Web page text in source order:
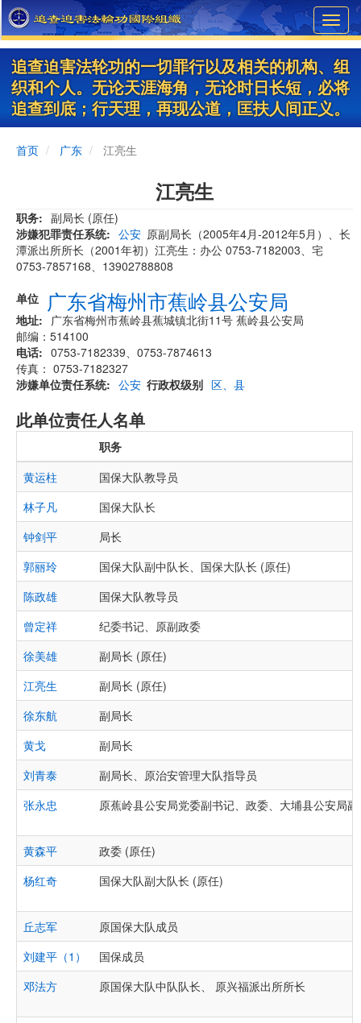
Skip
to
main
content
追查迫害法轮功的一切罪行以及相关的机构、组
织和个人。无论天涯海角，无论时日长短，必将
追查到底；行天理，再现公道，匡扶人间正义。
首页 广东 江亮生
江亮生
职务
副局长 (原任)
涉嫌犯罪责任系统
公安 原副局长（2005年4月-2012年5月）、长
潭派出所所长（2001年初）江亮生：办公 0753-7182003、宅
0753-7857168、13902788808
单位
广东省梅州市蕉岭县公安局
地址
广东省梅州市蕉岭县蕉城镇北街11号 蕉岭县公安局
邮编：514100
电话
0753-7182339、0753-7874613
传真： 0753-7182327
涉嫌单位责任系统
公安 行政权级别 区、县
此单位责任人名单
职务
黄运柱
国保大队教导员
林子凡
国保大队长
钟剑平
局长
郭丽玲
国保大队副中队长、国保大队长 (原任)
陈政雄
国保大队教导员
曾定祥
纪委书记、原副政委
徐美雄
副局长 (原任)
江亮生
副局长 (原任)
徐东航
副局长
黄戈
副局长
刘青泰
副局长、原治安管理大队指导员
张永忠
原蕉岭县公安局党委副书记、政委、大埔县公安局
黄森平
政委 (原任)
杨红奇
国保大队副大队长 (原任)
丘志军
原国保大队成员
刘建平（1）
国保成员
邓法方
原国保大队中队队长、 原兴福派出所所长